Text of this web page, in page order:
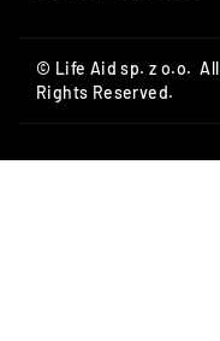
© Life Aid sp. z o.o. All
Rights Reserved.